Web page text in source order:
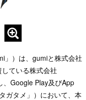
」）は、gumiと株式会社
ている株式会社
、Google Play及びApp
ガタメ」）において、本